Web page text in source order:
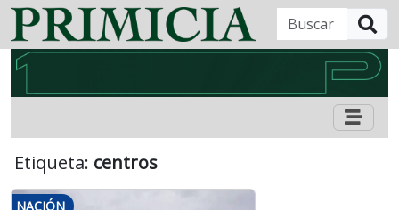
Etiqueta: centros
NACIÓN